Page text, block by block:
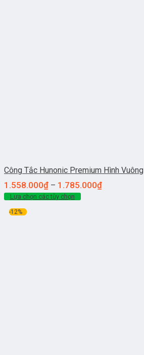
Công Tắc Hunonic Premium Hình Vuông
1.558.000₫ – 1.785.000₫
Lựa chọn các tùy chọn
-12%